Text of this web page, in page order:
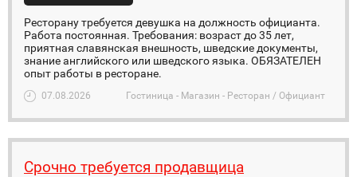
Ресторану требуется девушка на должность официанта.
Работа постоянная. Требования: возраст до 35 лет,
приятная славянская внешность, шведские документы,
знание английского или шведского языка. ОБЯЗАТЕЛЕН
опыт работы в ресторане.
07.08.2026 Гостиница - Магазин - Ресторан / Официант
Срочно требуется продавщица